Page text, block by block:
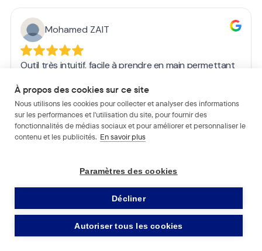
À propos des cookies sur ce site
Nous utilisons les cookies pour collecter et analyser des informations
sur les performances et l'utilisation du site, pour fournir des
fonctionnalités de médias sociaux et pour améliorer et personnaliser le
contenu et les publicités. En savoir plus
Paramètres des cookies
Décliner
Autoriser tous les cookies